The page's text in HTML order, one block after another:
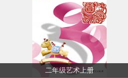
二年级艺术上册